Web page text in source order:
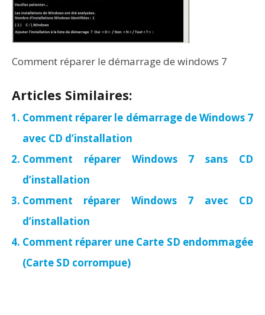
Comment réparer le démarrage de windows 7
Articles Similaires:
Comment réparer le démarrage de Windows 7
avec CD d’installation
Comment réparer Windows 7 sans CD
d’installation
Comment réparer Windows 7 avec CD
d’installation
Comment réparer une Carte SD endommagée
(Carte SD corrompue)